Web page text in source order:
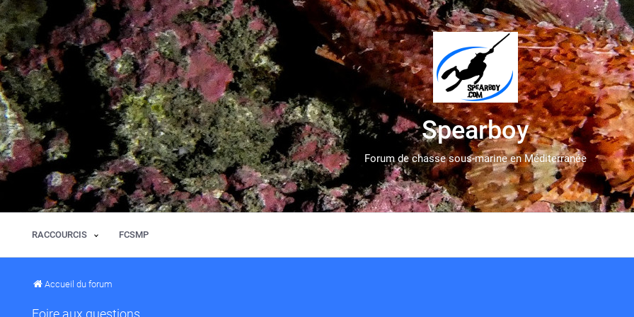
Spearboy
Forum de chasse sous-marine en Méditerranée
RACCOURCIS FCSMP
Accueil du forum
Foire aux questions